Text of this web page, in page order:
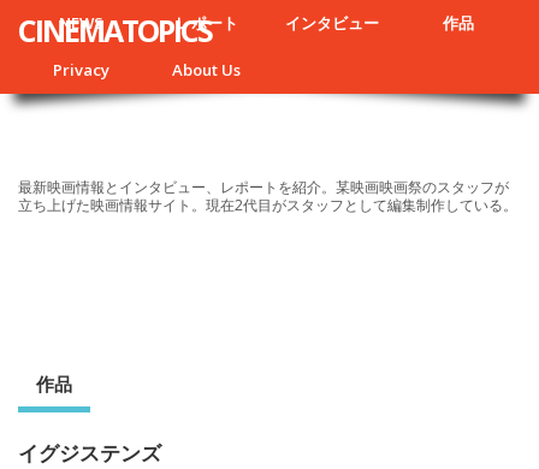
NEWS レポート インタビュー 作品
Privacy About Us
CINEMATOPICS
最新映画情報とインタビュー、レポートを紹介。某映画映画祭のスタッフが
立ち上げた映画情報サイト。現在2代目がスタッフとして編集制作している。
作品
イグジステンズ